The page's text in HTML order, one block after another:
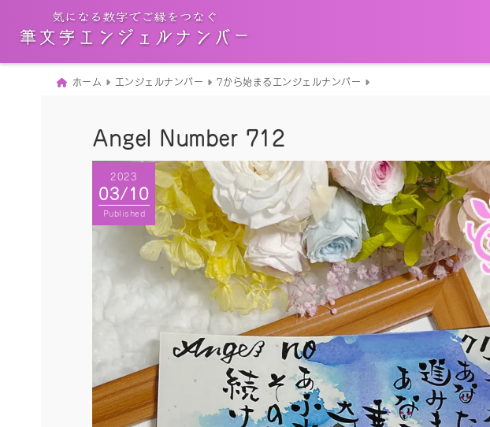
ホーム エンジェルナンバー 7から始まるエンジェルナンバー
Angel Number 712
2023
03/10
Published